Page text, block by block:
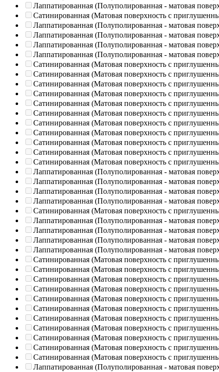
Лаппатированная (Полуполированная - матовая
Сатинированная (Матовая поверхность с
Лаппатированная (Полуполированная - матовая
Лаппатированная (Полуполированная - матовая
Лаппатированная (Полуполированная - матовая
Лаппатированная (Полуполированная - матовая
Сатинированная (Матовая поверхность с
Сатинированная (Матовая поверхность с
Сатинированная (Матовая поверхность с
Сатинированная (Матовая поверхность с
Сатинированная (Матовая поверхность с
Сатинированная (Матовая поверхность с
Сатинированная (Матовая поверхность с
Сатинированная (Матовая поверхность с
Сатинированная (Матовая поверхность с
Сатинированная (Матовая поверхность с
Сатинированная (Матовая поверхность с
Лаппатированная (Полуполированная - матовая
Лаппатированная (Полуполированная - матовая
Лаппатированная (Полуполированная - матовая
Лаппатированная (Полуполированная - матовая
Сатинированная (Матовая поверхность с
Лаппатированная (Полуполированная - матовая
Лаппатированная (Полуполированная - матовая
Лаппатированная (Полуполированная - матовая
Лаппатированная (Полуполированная - матовая
Сатинированная (Матовая поверхность с
Сатинированная (Матовая поверхность с
Сатинированная (Матовая поверхность с
Сатинированная (Матовая поверхность с
Сатинированная (Матовая поверхность с
Сатинированная (Матовая поверхность с
Сатинированная (Матовая поверхность с
Сатинированная (Матовая поверхность с
Сатинированная (Матовая поверхность с
Сатинированная (Матовая поверхность с
Сатинированная (Матовая поверхность с
Лаппатированная (Полуполированная - матовая